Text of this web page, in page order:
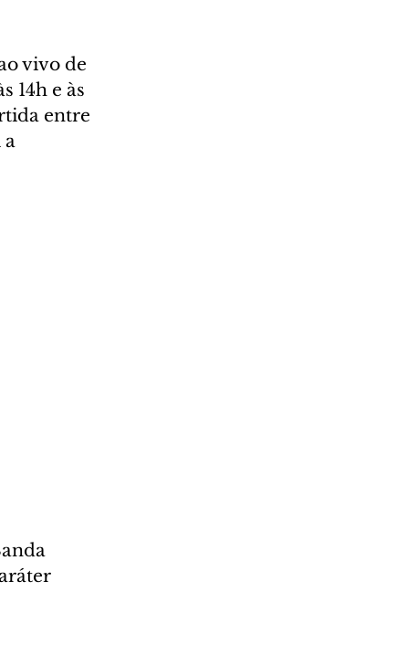
vivo de
14h e às
entre
a